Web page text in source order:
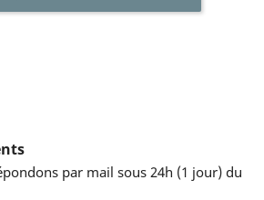
par mail sous 24h (1 jour) du